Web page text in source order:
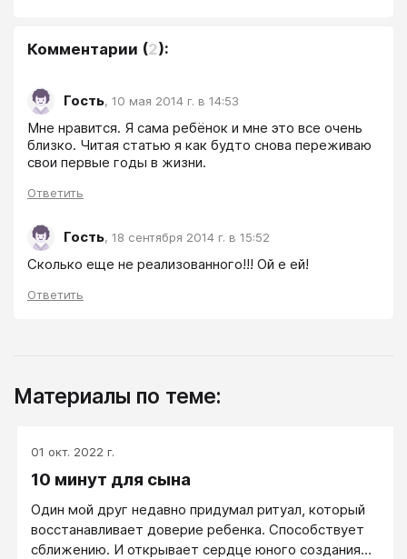
Комментарии (2):
Гость, 10 мая 2014 г. в 14:53
Мне нравится. Я сама ребёнок и мне это все очень
близко. Читая статью я как будто снова переживаю
свои первые годы в жизни.
Ответить
Гость, 18 сентября 2014 г. в 15:52
Сколько еще не реализованного!!! Ой е ей!
Ответить
Материалы по теме:
01 окт. 2022 г.
10 минут для сына
Один мой друг недавно придумал ритуал, который
восстанавливает доверие ребенка. Способствует
сближению. И открывает сердце юного создания